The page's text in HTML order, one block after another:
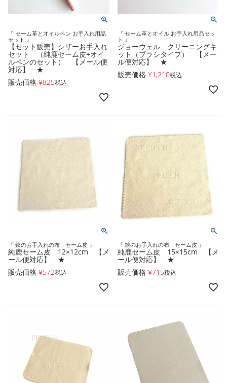
『 セーム革とオイルペン お手入れ用品
セット 』
【セット販売】シザーお手入れ
セット （純鹿セーム皮+オイ
ルペンのセット） 【メール便
対応】 ★
販売価格 ¥825税込
『 セーム革とオイル お手入れ用品セッ
ト 』
ジョーウェル クリーニングキ
ット（ブラシタイプ） 【メー
ル便対応】 ★
販売価格 ¥1,210税込
『 鋏のお手入れの布 セーム皮 』
純鹿セーム皮 12×12cm 【メ
ール便対応】 ★
販売価格 ¥572税込
『 鋏のお手入れの布 セーム皮 』
純鹿セーム皮 15×15cm 【メ
ール便対応】 ★
販売価格 ¥715税込